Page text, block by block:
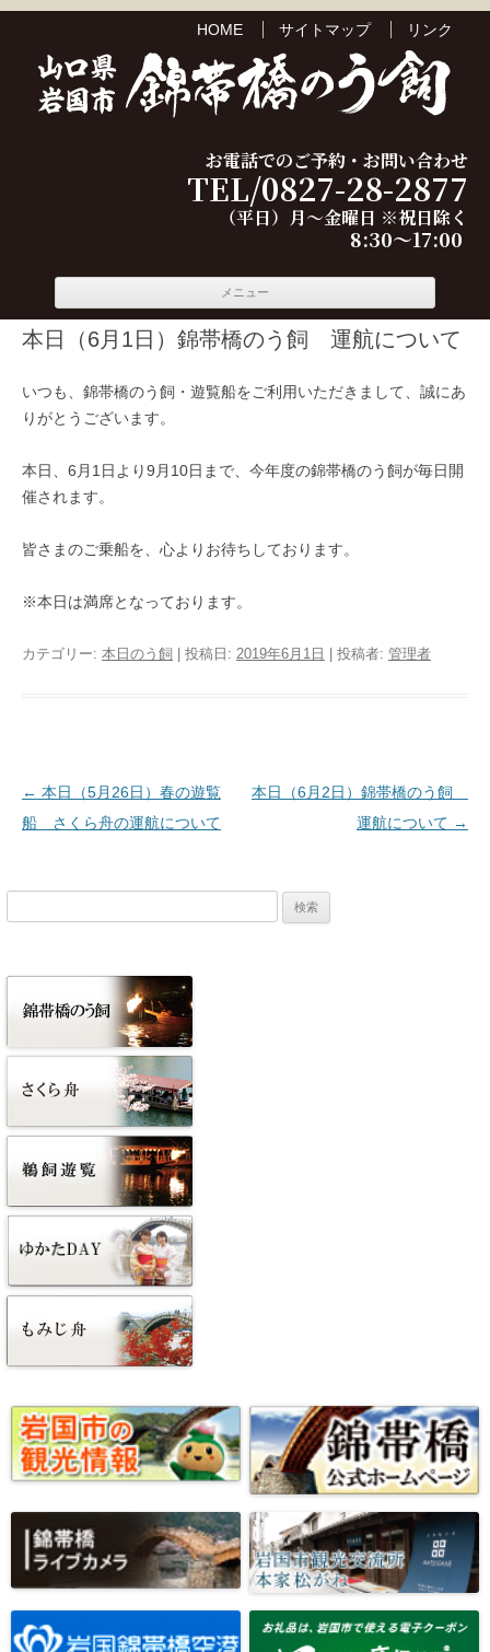
HOME サイトマップ リンク
お電話でのご予約・お問い合わせ
TEL/0827-28-2877
（平日）月～金曜日 ※祝日除く
8:30～17:00
メニュー
本日（6月1日）錦帯橋のう飼 運航について
いつも、錦帯橋のう飼・遊覧船をご利用いただきまして、誠にあ
りがとうございます。
本日、6月1日より9月10日まで、今年度の錦帯橋のう飼が毎日開
催されます。
皆さまのご乗船を、心よりお待ちしております。
※本日は満席となっております。
カテゴリー: 本日のう飼 | 投稿日: 2019年6月1日 投稿者: 管理者
投稿ナビゲーション
← 本日（5月26日）春の遊覧
船 さくら舟の運航について
本日（6月2日）錦帯橋のう飼
運航について →